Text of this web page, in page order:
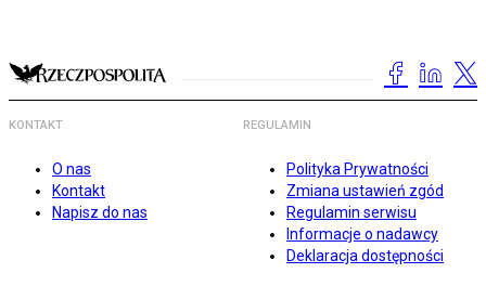
KONTAKT
O nas
Kontakt
Napisz do nas
REGULAMIN
Polityka Prywatności
Zmiana ustawień zgód
Regulamin serwisu
Informacje o nadawcy
Deklaracja dostępności